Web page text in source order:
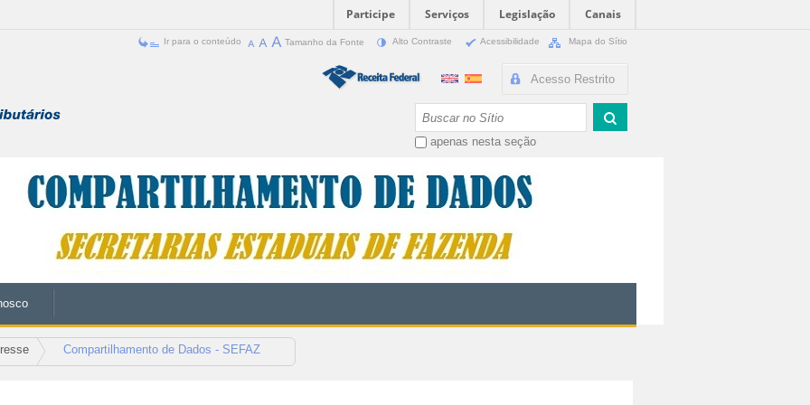
Participe Serviços Legislação
Canais
Ir para o conteúdo Tamanho da Fonte Alto Contraste Acessibilidade Mapa do Sítio
Acesso Restrito
apenas nesta seção
Compartilhamento de Dados - SEFAZ